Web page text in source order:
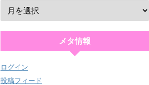
メタ情報
ログイン
投稿フィード